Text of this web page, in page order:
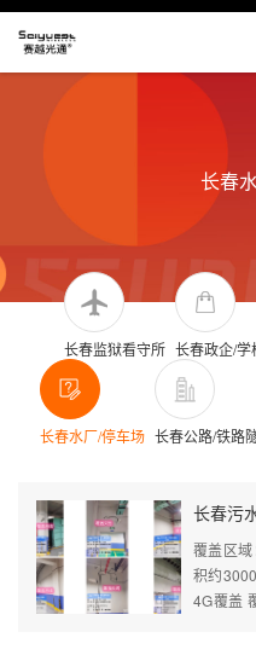
长春
长春监狱看守所 长春政企/学
长春水厂/停车场 长春公路/铁路
长春污
覆盖区
积约
4G覆盖